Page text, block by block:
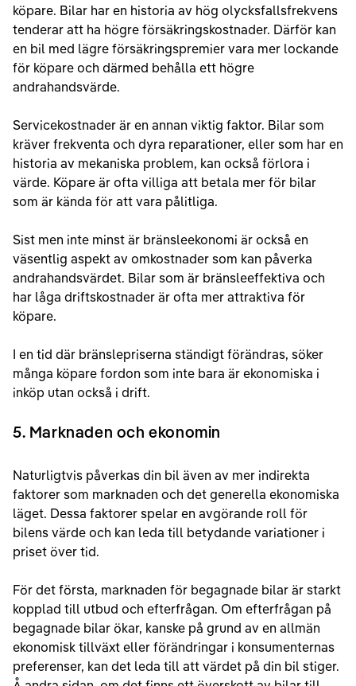
köpare. Bilar har en historia av hög olycksfallsfrekvens
tenderar att ha högre försäkringskostnader. Därför kan
en bil med lägre försäkringspremier vara mer lockande
för köpare och därmed behålla ett högre
andrahandsvärde.
Servicekostnader är en annan viktig faktor. Bilar som
kräver frekventa och dyra reparationer, eller som har en
historia av mekaniska problem, kan också förlora i
värde. Köpare är ofta villiga att betala mer för bilar
som är kända för att vara pålitliga.
Sist men inte minst är bränsleekonomi är också en
väsentlig aspekt av omkostnader som kan påverka
andrahandsvärdet. Bilar som är bränsleeffektiva och
har låga driftskostnader är ofta mer attraktiva för
köpare.
I en tid där bränslepriserna ständigt förändras, söker
många köpare fordon som inte bara är ekonomiska i
inköp utan också i drift.
5. Marknaden och ekonomin
Naturligtvis påverkas din bil även av mer indirekta
faktorer som marknaden och det generella ekonomiska
läget. Dessa faktorer spelar en avgörande roll för
bilens värde och kan leda till betydande variationer i
priset över tid.
För det första, marknaden för begagnade bilar är starkt
kopplad till utbud och efterfrågan. Om efterfrågan på
begagnade bilar ökar, kanske på grund av en allmän
ekonomisk tillväxt eller förändringar i konsumenternas
preferenser, kan det leda till att värdet på din bil stiger.